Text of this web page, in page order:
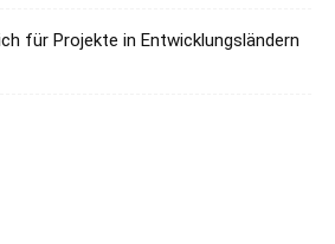
für Projekte in Entwicklungsländern